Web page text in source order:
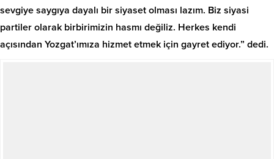
sevgiye saygıya dayalı bir siyaset olması lazım. Biz siyasi
partiler olarak birbirimizin hasmı değiliz. Herkes kendi
açısından Yozgat’ımıza hizmet etmek için gayret ediyor.” dedi.